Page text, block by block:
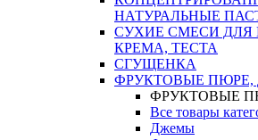
НАТУРАЛЬНЫЕ
СУХИЕ СМЕСИ ДЛЯ
КРЕМА, ТЕСТА
СГУЩЕНКА
ФРУКТОВЫЕ
ФРУКТОВЫЕ
Все товары
Джемы